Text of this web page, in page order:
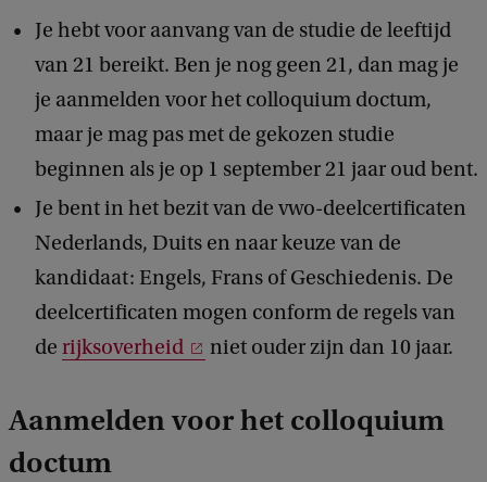
Je hebt voor aanvang van de studie de leeftijd
van 21 bereikt. Ben je nog geen 21, dan mag je
je aanmelden voor het colloquium doctum,
maar je mag pas met de gekozen studie
beginnen als je op 1 september 21 jaar oud bent.
Je bent in het bezit van de vwo-deelcertificaten
Nederlands, Duits en naar keuze van de
kandidaat: Engels, Frans of Geschiedenis. De
deelcertificaten mogen conform de regels van
de rijksoverheid niet ouder zijn dan 10 jaar.
Aanmelden voor het colloquium
doctum